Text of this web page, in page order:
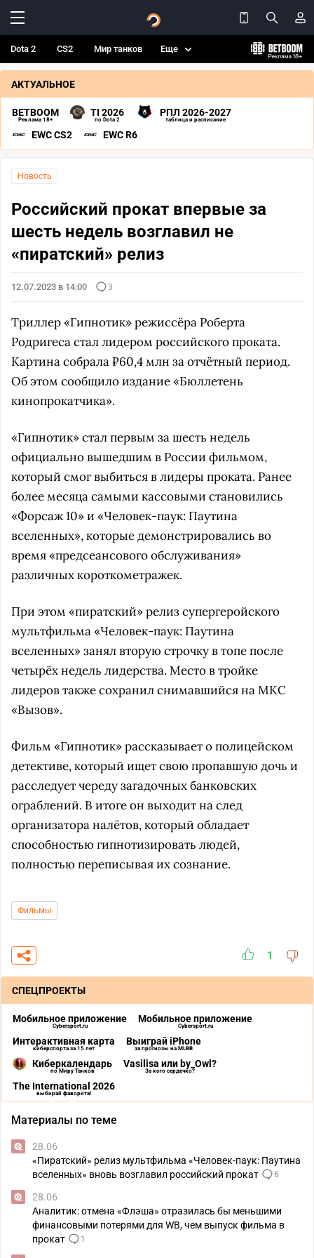
Dota 2 CS2 Мир танков Еще
АКТУАЛЬНОЕ
BETBOOM
Реклама 18+
TI 2026
по Dota 2
РПЛ 2026-2027
таблица и расписание
EWC CS2 EWC R6
Новость
Российский прокат впервые за
шесть недель возглавил не
«пиратский» релиз
12.07.2023 в 14:00 3
Триллер «Гипнотик» режиссёра Роберта
Родригеса стал лидером российского проката.
Картина собрала ₽60,4 млн за отчётный период.
Об этом сообщило издание «Бюллетень
кинопрокатчика».
«Гипнотик» стал первым за шесть недель
официально вышедшим в России фильмом,
который смог выбиться в лидеры проката. Ранее
более месяца самыми кассовыми становились
«Форсаж 10» и «Человек-паук: Паутина
вселенных», которые демонстрировались во
время «предсеансового обслуживания»
различных короткометражек.
При этом «пиратский» релиз супергеройского
мультфильма «Человек-паук: Паутина
вселенных» занял вторую строчку в топе после
четырёх недель лидерства. Место в тройке
лидеров также сохранил снимавшийся на МКС
«Вызов».
Фильм «Гипнотик» рассказывает о полицейском
детективе, который ищет свою пропавшую дочь и
расследует череду загадочных банковских
ограблений. В итоге он выходит на след
организатора налётов, который обладает
способностью гипнотизировать людей,
полностью переписывая их сознание.
Фильмы
1
СПЕЦПРОЕКТЫ
Мобильное приложение
Cybersport.ru
Мобильное приложение
Cybersport.ru
Интерактивная карта
киберспорта за 15 лет
Выиграй iPhone
за прогнозы на MLBB
Киберкалендарь
по Миру Танков
Vasilisa или by_Owl?
За кого сердечко?
The International 2026
выбирай фаворита!
Материалы по теме
28.06
«Пиратский» релиз мультфильма «Человек-паук: Паутина
вселенных» вновь возглавил российский прокат
6
28.06
Аналитик: отмена «Флэша» отразилась бы меньшими
финансовыми потерями для WB, чем выпуск фильма в
прокат
1